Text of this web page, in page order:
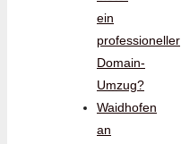
ein
professioneller
Domain-
Umzug?
Waidhofen
an